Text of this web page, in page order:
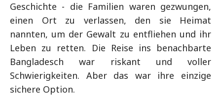
Geschichte - die Familien waren gezwungen,
einen Ort zu verlassen, den sie Heimat
nannten, um der Gewalt zu entfliehen und ihr
Leben zu retten. Die Reise ins benachbarte
Bangladesch war riskant und voller
Schwierigkeiten. Aber das war ihre einzige
sichere Option.